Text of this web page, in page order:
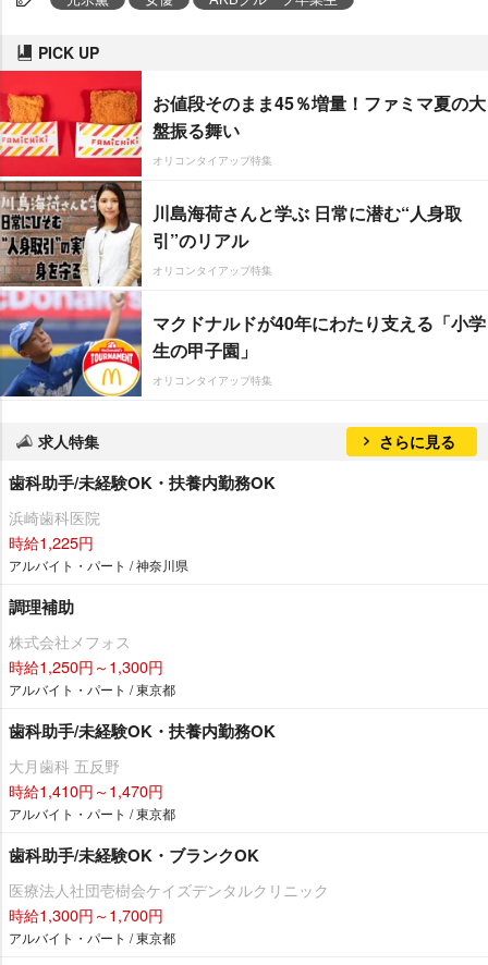
PICK UP
お値段そのまま45％増量！ファミマ夏の大
盤振る舞い
オリコンタイアップ特集
川島海荷さんと学ぶ 日常に潜む“人身取
引”のリアル
オリコンタイアップ特集
マクドナルドが40年にわたり支える「小学
生の甲子園」
オリコンタイアップ特集
求人特集 さらに見る
歯科助手/未経験OK・扶養内勤務OK
浜崎歯科医院
時給1,225円
アルバイト・パート / 神奈川県
調理補助
株式会社メフォス
時給1,250円～1,300円
アルバイト・パート / 東京都
歯科助手/未経験OK・扶養内勤務OK
大月歯科 五反野
時給1,410円～1,470円
アルバイト・パート / 東京都
歯科助手/未経験OK・ブランクOK
医療法人社団壱樹会ケイズデンタルクリニック
時給1,300円～1,700円
アルバイト・パート / 東京都